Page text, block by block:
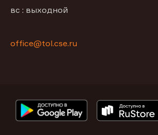
вс : выходной
office@tol.cse.ru